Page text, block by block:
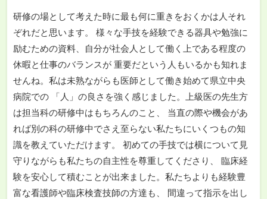
研修の場として考えた時に最も何に重きをおくかは人それ
ぞれだと思います。 様々な手技を経験できる器具や勉強に
励むための資料、自分が社会人として働く上である程度の
休暇と仕事のバランスが 重要だという人もいるかも知れま
せんね。私は未熟ながらも医師として働き始めて県立中央
病院での 「人」の良さを強く感じました。上級医の先生方
は担当科の研修中はもちろんのこと、 当直の際や機会があ
れば別の科の研修中でさえ至らない私たちにいくつもの知
識を教えていただけます。 初めての手技では横について見
守りながらも私たちの自主性を尊重してくださり、 臨床経
験を安心して積むことが出来ました。私たちよりも経験豊
富な看護師や臨床検査技師の方達も、 間違って指示を出し